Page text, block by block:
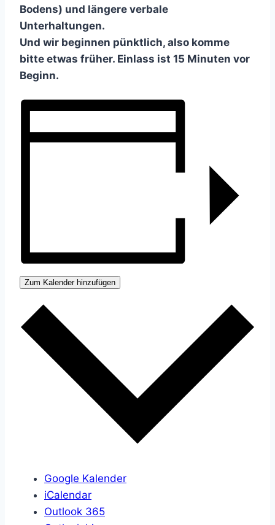
Bodens) und längere verbale
Unterhaltungen.
Und wir beginnen pünktlich, also komme
bitte etwas früher. Einlass ist 15 Minuten vor
Beginn.
Zum Kalender hinzufügen
Google Kalender
iCalendar
Outlook 365